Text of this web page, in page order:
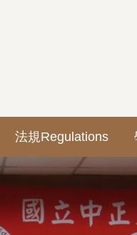
法規Regulations